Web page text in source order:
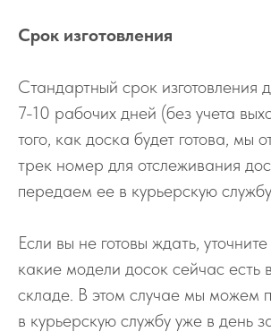
Срок изготовления
Стандартный срок изготовления
7-10 рабочих дней (без учета
того, как доска будет готова, мы
трек номер для отслеживания
передаем ее в курьерскую службу.
Если вы не готовы ждать,
какие модели досок сейчас есть
складе. В этом случае мы можем
в курьерскую службу уже в день